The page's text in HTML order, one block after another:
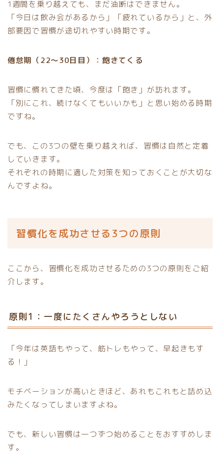
1週間を乗り越えても、まだ油断はできません。
「今日は飲み会があるから」「疲れているから」と、外
部要因で習慣が途切れやすい時期です。
倦怠期（22〜30日目）：飽きてくる
習慣に慣れてきた頃、今度は「飽き」が訪れます。
「別にこれ、続けなくてもいいかも」と思い始める時期
ですね。
でも、この3つの壁を乗り越えれば、習慣は自然と定着
していきます。
それぞれの時期に適した対策を知っておくことが大切な
んですよね。
習慣化を成功させる3つの原則
ここから、習慣化を成功させるための3つの原則をご紹
介します。
原則1：一度にたくさんやろうとしない
「今年は英語もやって、筋トレもやって、早起きもす
る！」
モチベーションが高いときほど、あれもこれもと詰め込
みたくなってしまいますよね。
でも、新しい習慣は一つずつ始めることをおすすめしま
す。